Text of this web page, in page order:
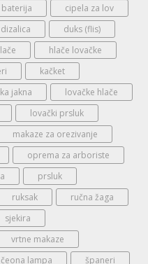
baterija
cipela za lov
dizalica
duks (flis)
hlače lovačke
kačket
jakna
lovačke hlače
lovački prsluk
makaze za orezivanje
oprema za arboriste
prsluk
ruksak
ručna žaga
sjekira
vrtne makaze
čeona lampa španeri